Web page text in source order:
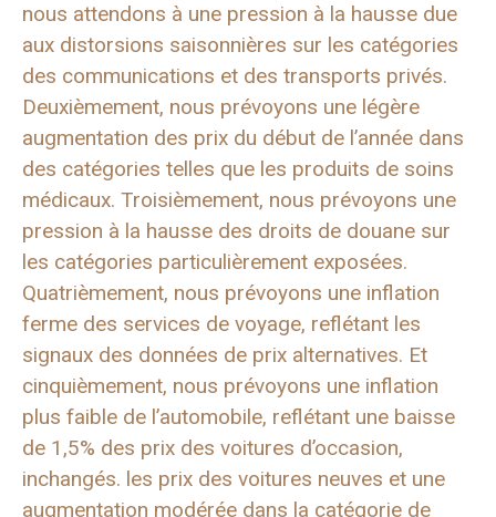
nous attendons à une pression à la hausse due
aux distorsions saisonnières sur les catégories
des communications et des transports privés.
Deuxièmement, nous prévoyons une légère
augmentation des prix du début de l’année dans
des catégories telles que les produits de soins
médicaux. Troisièmement, nous prévoyons une
pression à la hausse des droits de douane sur
les catégories particulièrement exposées.
Quatrièmement, nous prévoyons une inflation
ferme des services de voyage, reflétant les
signaux des données de prix alternatives. Et
cinquièmement, nous prévoyons une inflation
plus faible de l’automobile, reflétant une baisse
de 1,5% des prix des voitures d’occasion,
inchangés. les prix des voitures neuves et une
augmentation modérée dans la catégorie de